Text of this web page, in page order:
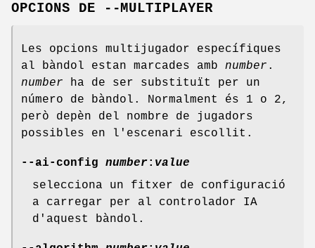
OPCIONS DE --MULTIPLAYER
Les opcions multijugador específiques
al bàndol estan marcades amb number .
number ha de ser substituït per un
número de bàndol. Normalment és 1 o 2,
però depèn del nombre de jugadors
possibles en l'escenari escollit.
--ai-config number: value
selecciona un fitxer de configuració
a carregar per al controlador IA
d'aquest bàndol.